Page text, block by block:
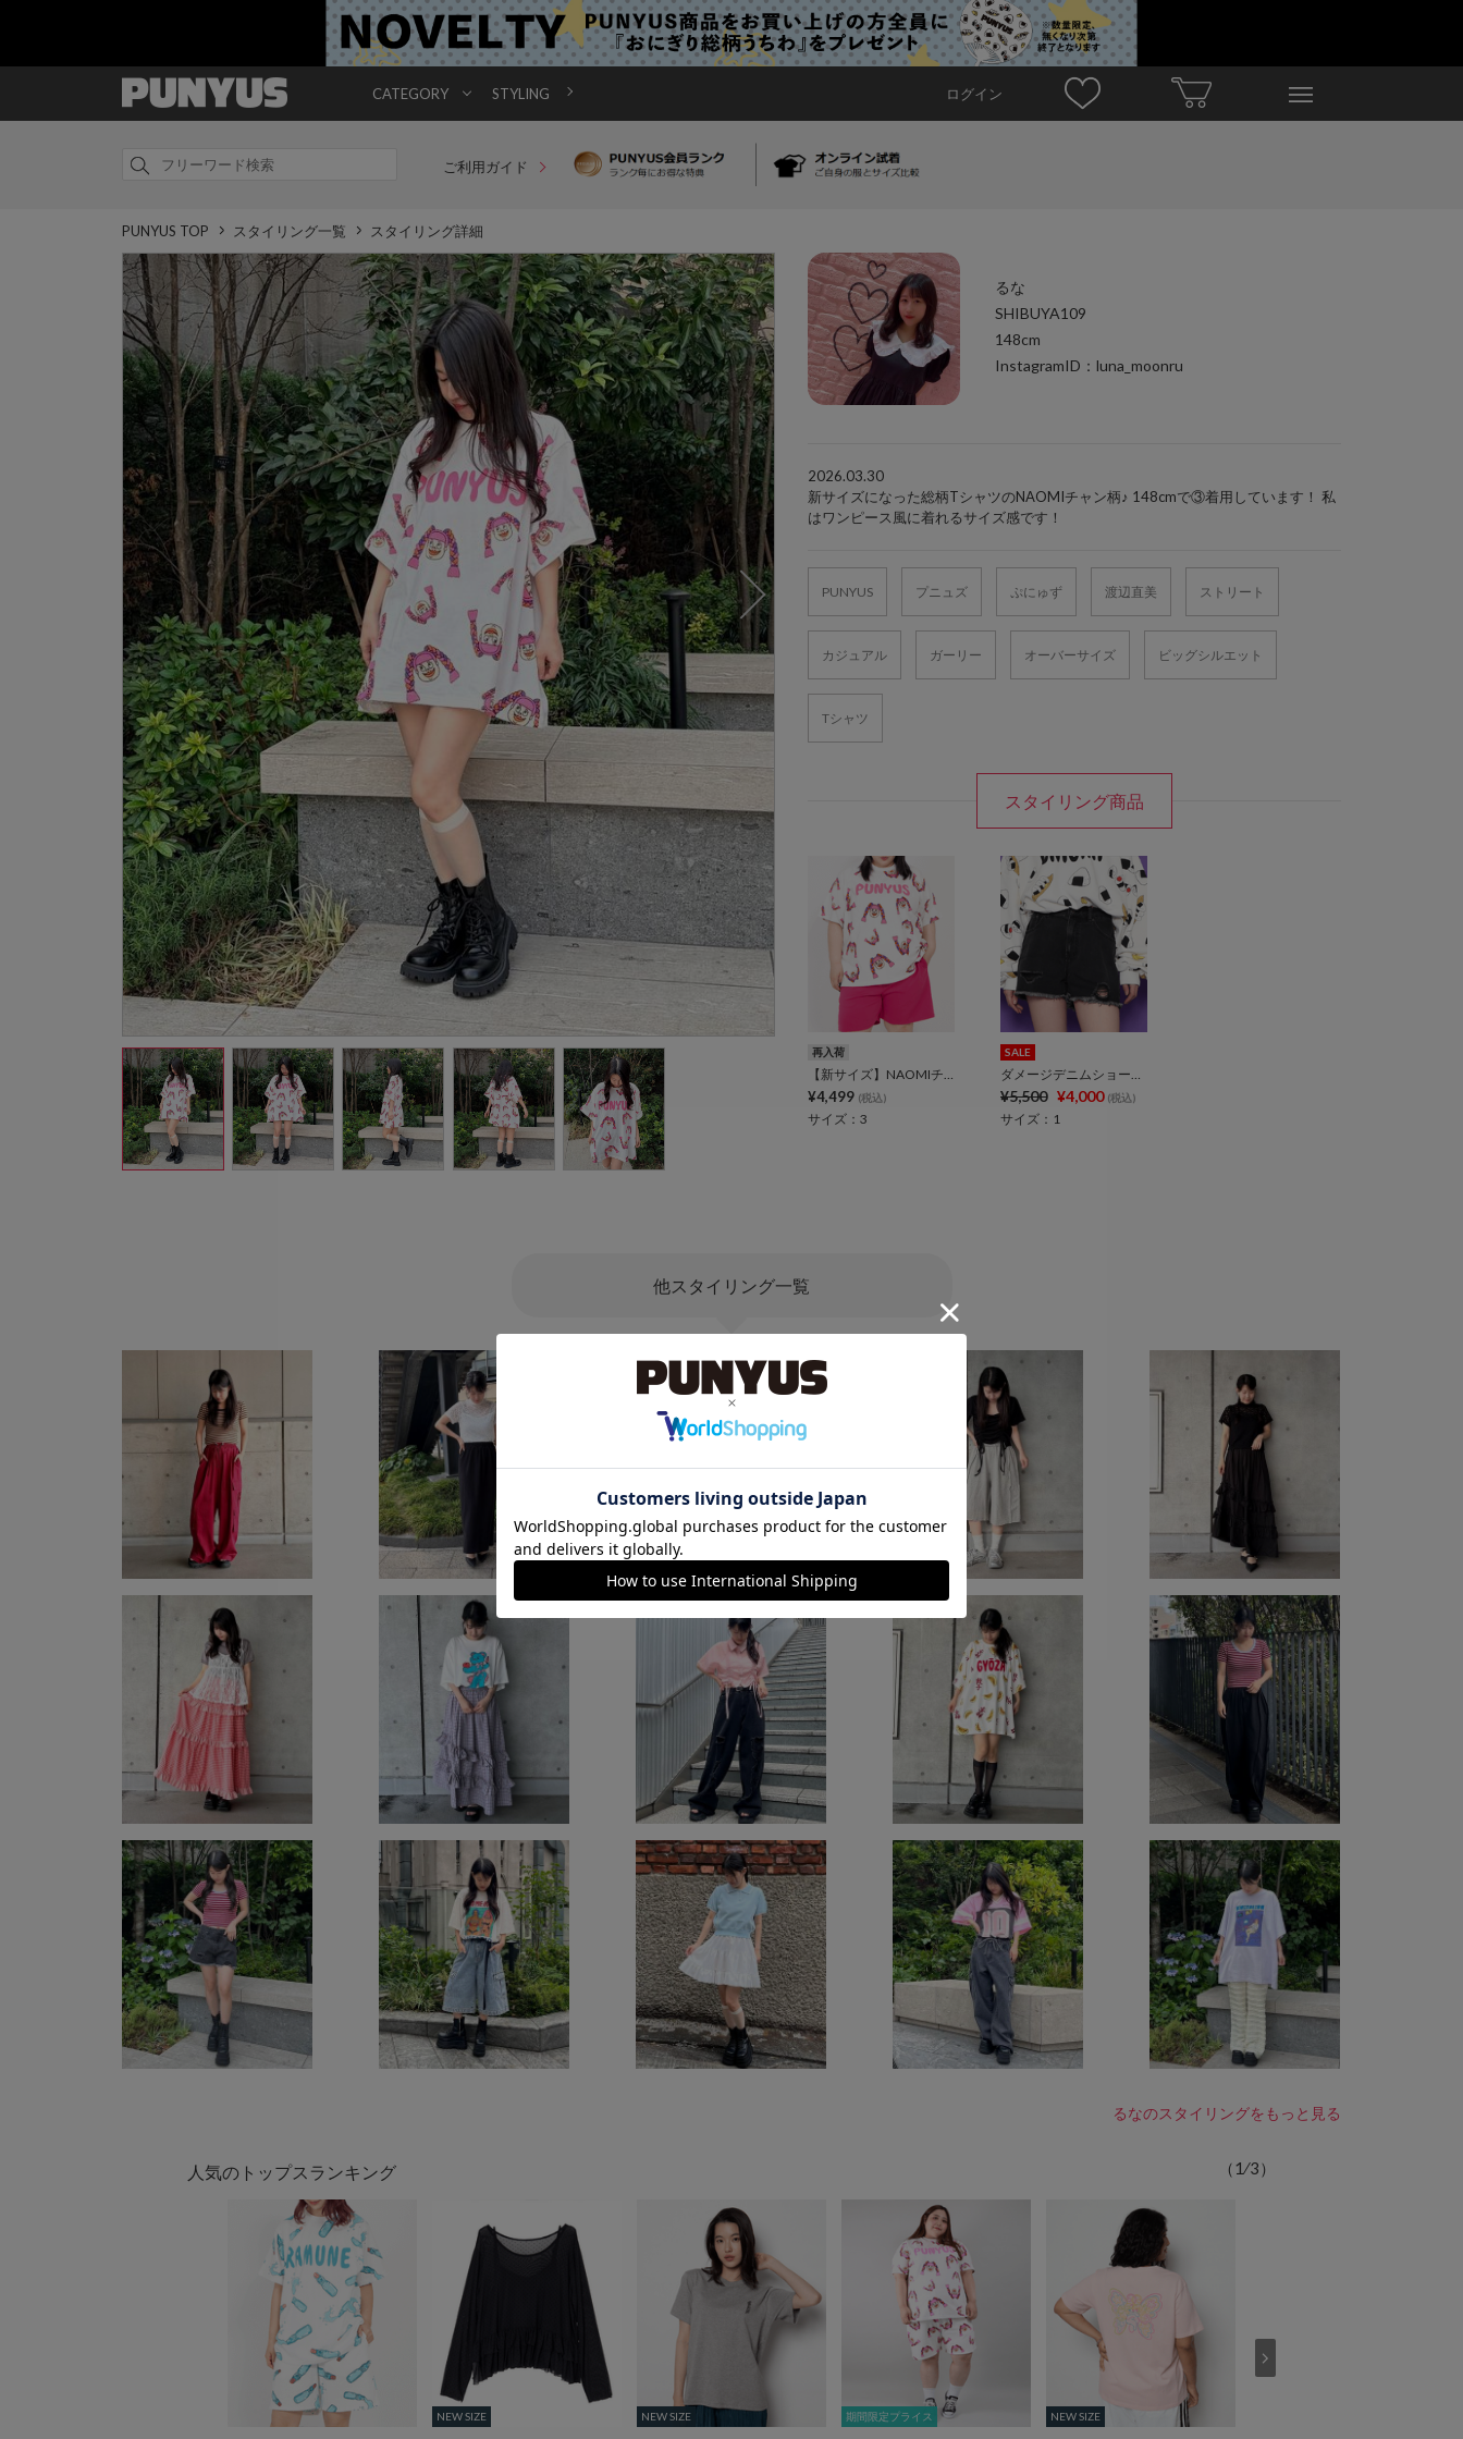
CATEGORY STYLING ログイン
ご利用ガイド
PUNYUS TOP スタイリング一覧 スタイリング詳細
るな
SHIBUYA109
148cm
InstagramID：luna_moonru
2026.03.30
新サイズになった総柄TシャツのNAOMIチャン柄♪ 148cmで③着用しています！ 私
はワンピース風に着れるサイズ感です！
PUNYUS プニュズ ぷにゅず 渡辺直美 ストリート
カジュアル ガーリー オーバーサイズ ビッグシルエット
Tシャツ
スタイリング商品
再入荷
【新サイズ】NAOMIチャン総柄Tシャツ
¥4,499 (税込)
サイズ：3
SALE
ダメージデニムショートパンツ
¥5,500 ¥4,000 (税込)
サイズ：1
他スタイリング一覧
るなのスタイリングをもっと見る
人気のトップスランキング （1⁄3）
NEW SIZE
NEW SIZE NEW SIZE
NEW SIZE 期間限定プライス
期間限定プライス NEW SIZE
NEW SIZE